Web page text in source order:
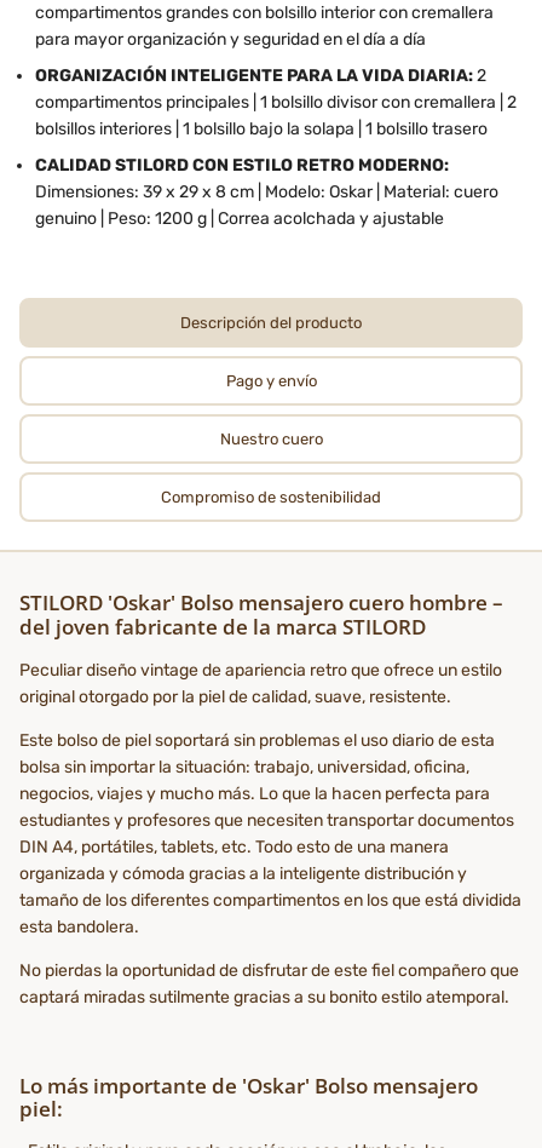
compartimentos grandes con bolsillo interior con cremallera
para mayor organización y seguridad en el día a día
ORGANIZACIÓN INTELIGENTE PARA LA VIDA DIARIA:2
compartimentos principales | 1 bolsillo divisor con cremallera | 2
bolsillos interiores | 1 bolsillo bajo la solapa | 1 bolsillo trasero
CALIDAD STILORD CON ESTILO RETRO MODERNO:
Dimensiones: 39 x 29 x 8 cm | Modelo: Oskar | Material: cuero
genuino | Peso: 1200 g | Correa acolchada y ajustable
Descripción del producto
Pago y envío
Nuestro cuero
Compromiso de sostenibilidad
STILORD 'Oskar' Bolso mensajero cuero hombre –
del joven fabricante de la marca STILORD
Peculiar diseño vintage de apariencia retro que ofrece un estilo
original otorgado por la piel de calidad, suave, resistente.
Este bolso de piel soportará sin problemas el uso diario de esta
bolsa sin importar la situación: trabajo, universidad, oficina,
negocios, viajes y mucho más. Lo que la hacen perfecta para
estudiantes y profesores que necesiten transportar documentos
DIN A4, portátiles, tablets, etc. Todo esto de una manera
organizada y cómoda gracias a la inteligente distribución y
tamaño de los diferentes compartimentos en los que está dividida
esta bandolera.
No pierdas la oportunidad de disfrutar de este fiel compañero que
captará miradas sutilmente gracias a su bonito estilo atemporal.
Lo más importante de 'Oskar' Bolso mensajero
piel: